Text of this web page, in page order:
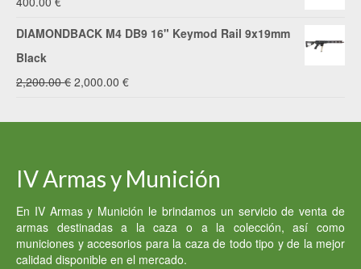
DIAMONDBACK M4 DB9 16" Keymod Rail 9x19mm
Black
2,200.00€ El
2,200.00 €.
2,000.00 €El
2,000.00 €.
IV Armas y Munición
En IV Armas y Munición le brindamos un servicio de venta de
armas destinadas a la caza o a la colección, así como
municiones y accesorios para la caza de todo tipo y de la mejor
calidad disponible en el mercado.